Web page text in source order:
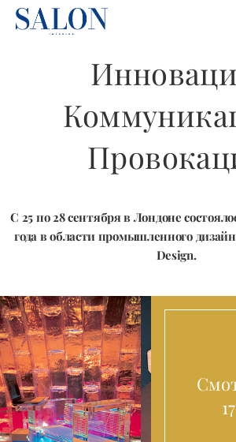
С 25 по 28 сентября в Лондоне
года в области промышленного
Design.